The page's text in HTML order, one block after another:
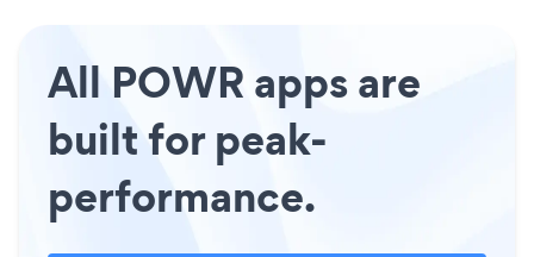
All POWR apps are
built for peak-
performance.